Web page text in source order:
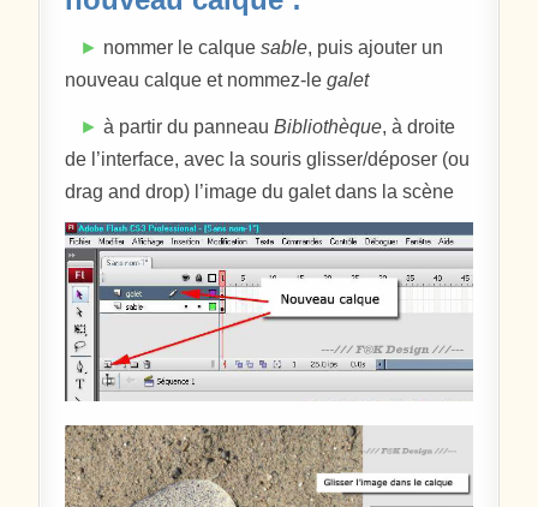
► nommer le calquesable, puis ajouter un
nouveau calque et nommez-legalet
► à partir du panneauBibliothèque, à droite
de l’interface, avec la souris glisser/déposer (ou
drag and drop) l’image du galet dans la scène